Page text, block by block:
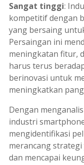
Sangat tinggi:
kompetitif dengan
yang bersaing
Persaingan ini
meningkatan fitur,
harus terus
berinovasi untuk
meningkatkan
Dengan
industri
mengidentifikasi
merancang
dan mencapai